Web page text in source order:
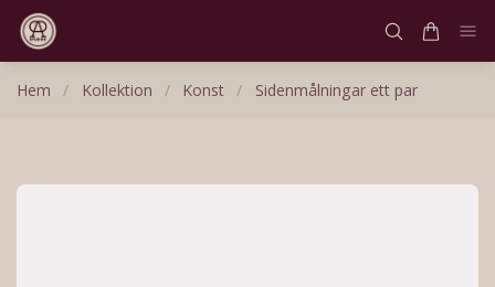
Hem / Kollektion / Konst / Sidenmålningar ett par